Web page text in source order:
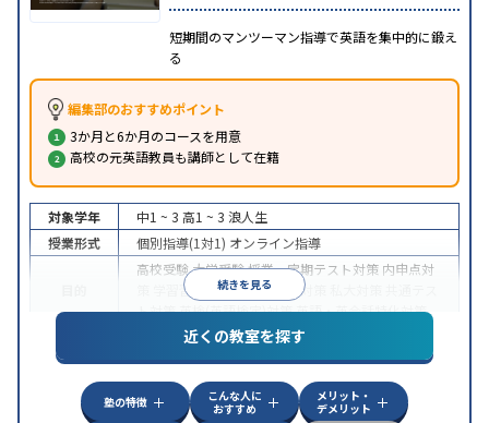
短期間のマンツーマン指導で英語を集中的に鍛え
る
編集部のおすすめポイント
3か月と6か月のコースを用意
高校の元英語教員も講師として在籍
続きを見る
対象学年 中1 ~ 3 高1 ~ 3 浪人生
授業形式
個別指導(1対1) オンライン指導
高校受験大学受験授業・定期テスト対策 内申点対
学習習慣の定着国公立大対策
ト対策英検(英語検定)対策英語・英会話特化対策
特徴
中高一貫校生に対応授業の振替可能
学習にPC・タブレットを利用オンライン対応1
科目から受講可能
近くの教室を探す
塾の特徴
こんな人に
おすすめ
メリット・
デメリット